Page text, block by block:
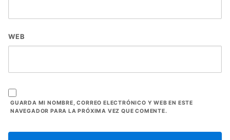
WEB
GUARDA MI NOMBRE, CORREO ELECTRÓNICO Y WEB EN ESTE
NAVEGADOR PARA LA PRÓXIMA VEZ QUE COMENTE.